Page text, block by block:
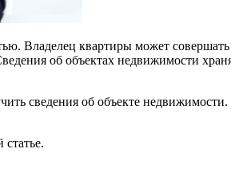
Владелец квартиры может
об объектах недвижимости
сведения об объекте недвижимости.